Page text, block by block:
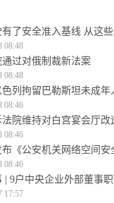
有了安全准入基线 从这
08:48
过对俄制裁新法案
08:48
列拘留巴勒斯坦未成年
08:46
院维持对白宫宴会厅改
08:46
《公安机关网络空间安
08:46
| 9户中央企业外部董事
17:57